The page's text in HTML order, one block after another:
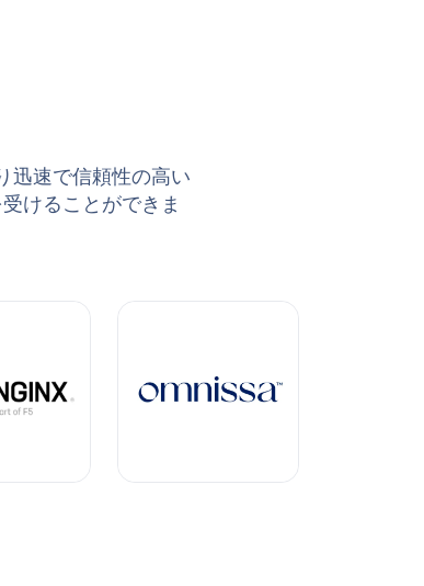
迅速で信頼性の高い
けることができま